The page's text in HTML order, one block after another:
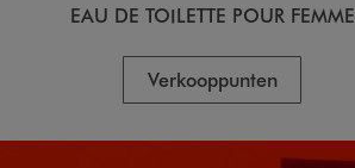
EAU DE TOILETTE POUR FEMME
Verkooppunten